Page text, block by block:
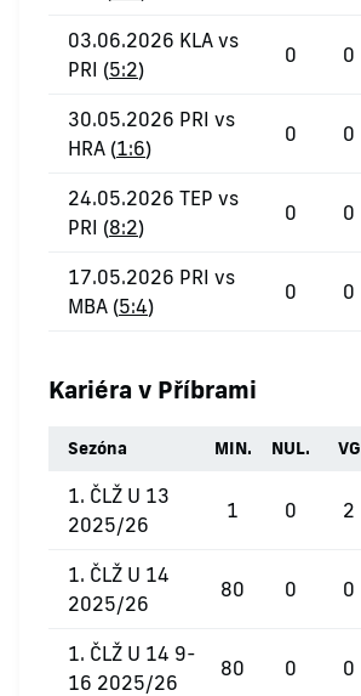
03.06.2026 KLA vs
PRI (5:2)
0 0
30.05.2026 PRI vs
HRA (1:6)
0 0
24.05.2026 TEP vs
PRI (8:2)
0 0
17.05.2026 PRI vs
MBA (5:4)
0 0
Kariéra v Příbrami
Sezóna MIN. NUL. VG
1. ČLŽ U 13
2025/26
1 0 2
1. ČLŽ U 14
2025/26
80 0 0
1. ČLŽ U 14 9-
16 2025/26
80 0 0